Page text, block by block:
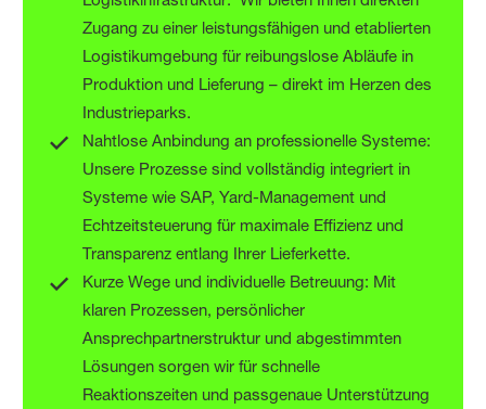
SUPPLY CHAIN
SERVICES
Zugang zu einer leistungsfähigen und etablierten
Logistikumgebung für reibungslose Abläufe in
Produktion und Lieferung – direkt im Herzen des
Industrieparks.
Nahtlose Anbindung an professionelle Systeme:
Unsere Prozesse sind vollständig integriert in
Systeme wie SAP, Yard-Management und
Echtzeitsteuerung für maximale Effizienz und
Transparenz entlang Ihrer Lieferkette.
Kurze Wege und individuelle Betreuung: Mit
klaren Prozessen, persönlicher
Ansprechpartnerstruktur und abgestimmten
Lösungen sorgen wir für schnelle
Reaktionszeiten und passgenaue Unterstützung